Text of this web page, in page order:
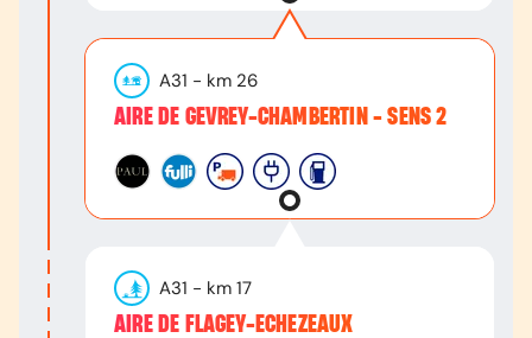
A31 - km 26
AIRE DE GEVREY-CHAMBERTIN - SENS 2
A31 - km 17
AIRE DE FLAGEY-ECHEZEAUX